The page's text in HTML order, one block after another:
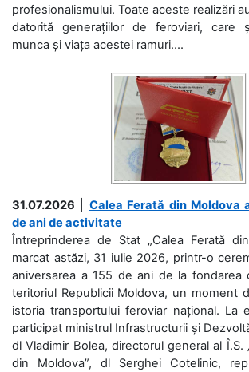
profesionalismului. Toate aceste realizări
datorită generațiilor de feroviari, care
munca și viața acestei ramuri....
31.07.2026
Calea Ferată din Moldova
de ani de activitate
Întreprinderea de Stat „Calea Ferată
marcat astăzi, 31 iulie 2026, printr-o
aniversarea a 155 de ani de la fondarea
teritoriul Republicii Moldova, un moment
istoria transportului feroviar național. La
participat ministrul Infrastructurii și
dl Vladimir Bolea, directorul general al Î.S.
din Moldova”, dl Serghei Cotelinic,